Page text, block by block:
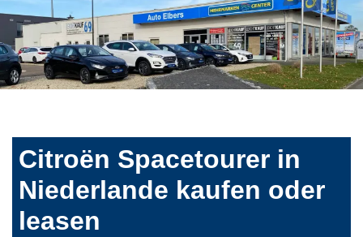
Citroën Spacetourer in
Niederlande kaufen oder
leasen